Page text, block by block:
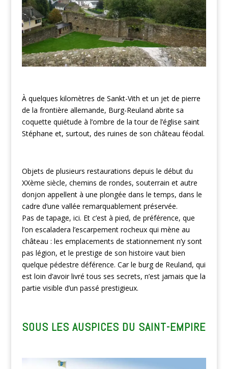
À quelques kilomètres de Sankt-Vith et un jet de pierre
de la frontière allemande, Burg-Reuland abrite sa
coquette quiétude à l’ombre de la tour de l’église saint
Stéphane et, surtout, des ruines de son château féodal.
Objets de plusieurs restaurations depuis le début du
XXème siècle, chemins de rondes, souterrain et autre
donjon appellent à une plongée dans le temps, dans le
cadre d’une vallée remarquablement préservée.
Pas de tapage, ici. Et c’est à pied, de préférence, que
l’on escaladera l’escarpement rocheux qui mène au
château : les emplacements de stationnement n’y sont
pas légion, et le prestige de son histoire vaut bien
quelque pédestre déférence. Car le burg de Reuland, qui
est loin d’avoir livré tous ses secrets, n’est jamais que la
partie visible d’un passé prestigieux.
SOUS LES AUSPICES DU SAINT-EMPIRE